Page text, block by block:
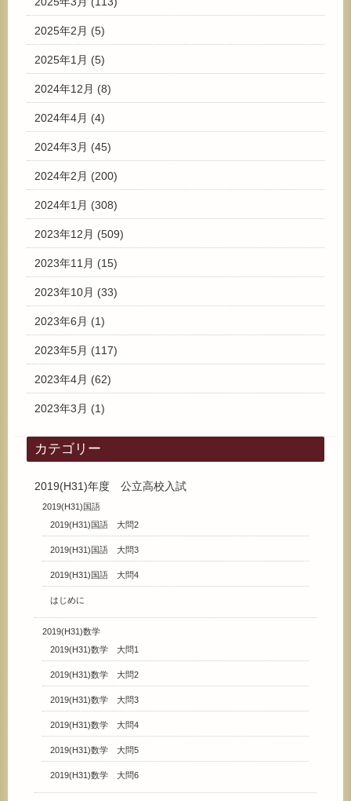
2025年2月 (5)
2025年1月 (5)
2024年12月 (8)
2024年4月 (4)
2024年3月 (45)
2024年2月 (200)
2024年1月 (308)
2023年12月 (509)
2023年11月 (15)
2023年10月 (33)
2023年6月 (1)
2023年5月 (117)
2023年4月 (62)
2023年3月 (1)
カテゴリー
2019(H31)年度 公立高校入試
2019(H31)国語
2019(H31)国語 大問2
2019(H31)国語 大問3
2019(H31)国語 大問4
はじめに
2019(H31)数学
2019(H31)数学 大問1
2019(H31)数学 大問2
2019(H31)数学 大問3
2019(H31)数学 大問4
2019(H31)数学 大問5
2019(H31)数学 大問6